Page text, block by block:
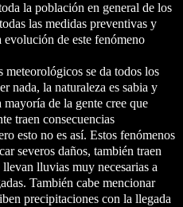
la población en general de los
las medidas preventivas y
evolución de este fenómeno
se da todos los
nada, la naturaleza es sabia y
de la gente cree que
traen consecuencias
esto no es así. Estos fenómenos
severos daños, también traen
lluvias muy necesarias a
También cabe mencionar
precipitaciones con la llegada